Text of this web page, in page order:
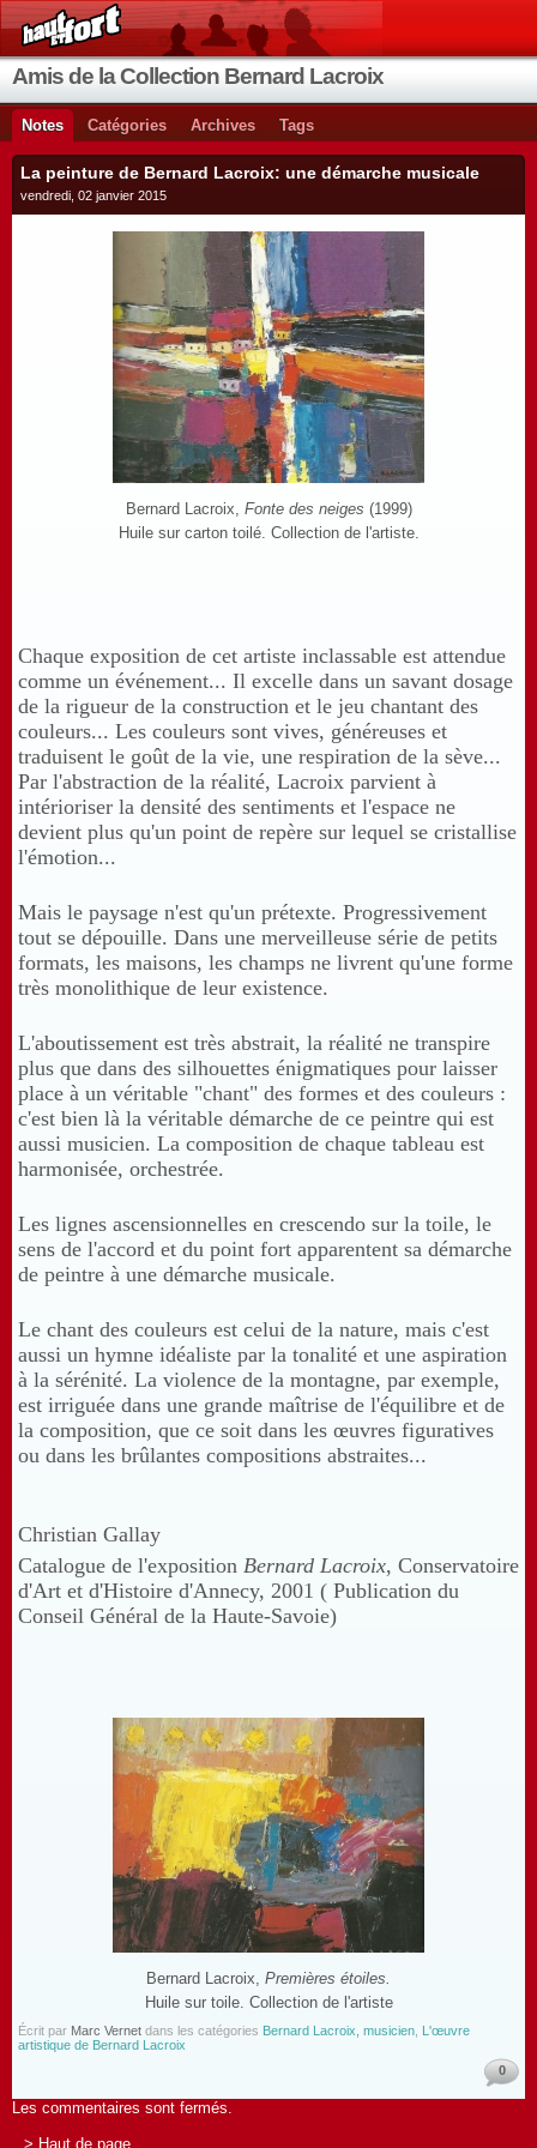
Amis de la Collection Bernard Lacroix
Notes Catégories Archives Tags
La peinture de Bernard Lacroix: une démarche musicale
vendredi, 02 janvier 2015
Bernard Lacroix, Fonte des neiges (1999)
Huile sur carton toilé. Collection de l'artiste.
Chaque exposition de cet artiste inclassable est attendue
comme un événement... Il excelle dans un savant dosage
de la rigueur de la construction et le jeu chantant des
couleurs... Les couleurs sont vives, généreuses et
traduisent le goût de la vie, une respiration de la sève...
Par l'abstraction de la réalité, Lacroix parvient à
intérioriser la densité des sentiments et l'espace ne
devient plus qu'un point de repère sur lequel se cristallise
l'émotion...
Mais le paysage n'est qu'un prétexte. Progressivement
tout se dépouille. Dans une merveilleuse série de petits
formats, les maisons, les champs ne livrent qu'une forme
très monolithique de leur existence.
L'aboutissement est très abstrait, la réalité ne transpire
plus que dans des silhouettes énigmatiques pour laisser
place à un véritable "chant" des formes et des couleurs :
c'est bien là la véritable démarche de ce peintre qui est
aussi musicien. La composition de chaque tableau est
harmonisée, orchestrée.
Les lignes ascensionnelles en crescendo sur la toile, le
sens de l'accord et du point fort apparentent sa démarche
de peintre à une démarche musicale.
Le chant des couleurs est celui de la nature, mais c'est
aussi un hymne idéaliste par la tonalité et une aspiration
à la sérénité. La violence de la montagne, par exemple,
est irriguée dans une grande maîtrise de l'équilibre et de
la composition, que ce soit dans les œuvres figuratives
ou dans les brûlantes compositions abstraites...
Christian Gallay
Catalogue de l'exposition Bernard Lacroix, Conservatoire
d'Art et d'Histoire d'Annecy, 2001 ( Publication du
Conseil Général de la Haute-Savoie)
Bernard Lacroix, Premières étoiles.
Huile sur toile. Collection de l'artiste
Écrit par Marc Vernet dans les catégories Bernard Lacroix, musicien
L'œuvre
artistique de Bernard Lacroix
0
Les commentaires sont fermés.
> Haut de page